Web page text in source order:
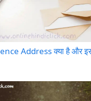
Address क्या है और